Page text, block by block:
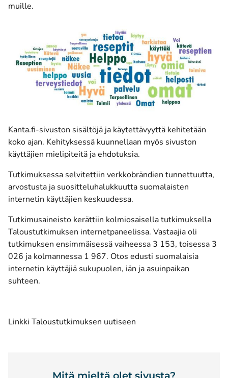
muille.
Kanta.fi-sivuston sisältöjä ja käytettävyyttä kehitetään
koko ajan. Kehityksessä kuunnellaan myös sivuston
käyttäjien mielipiteitä ja ehdotuksia.
Tutkimuksessa selvitettiin verkkobrändien tunnettuutta,
arvostusta ja suositteluhalukkuutta suomalaisten
internetin käyttäjien keskuudessa.
Tutkimusaineisto kerättiin kolmiosaisella tutkimuksella
Taloustutkimuksen internetpaneelissa. Vastaajia oli
tutkimuksen ensimmäisessä vaiheessa 3 153, toisessa 3
026 ja kolmannessa 1 967. Otos edusti suomalaisia
internetin käyttäjiä sukupuolen, iän ja asuinpaikan
suhteen.
Linkki Taloustutkimuksen uutiseen
Mitä mieltä olet sivusta?